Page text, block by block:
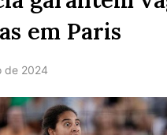
em Paris
de 2024